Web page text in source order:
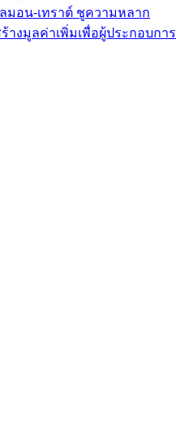
มอน-เทราต์ ชูความหลาก
างมูลค่าเพิ่มเพื่อผู้ประกอบการ